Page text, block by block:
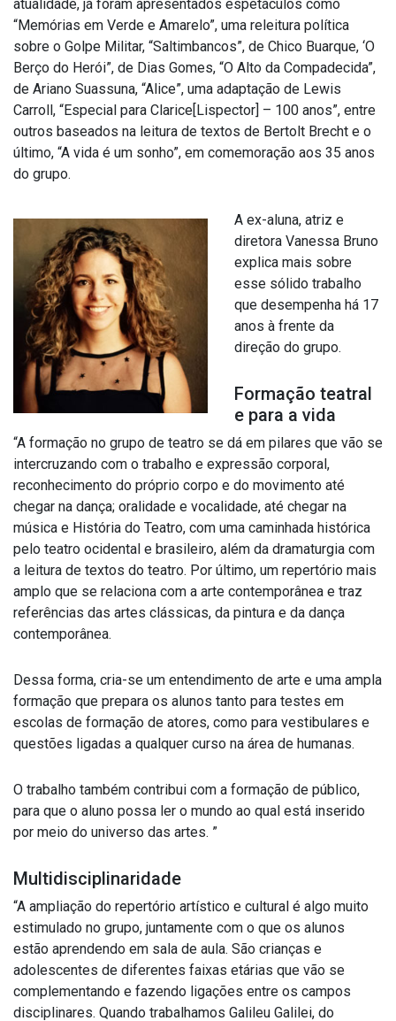
atualidade, já foram apresentados espetáculos como
“Memórias em Verde e Amarelo”, uma releitura política
sobre o Golpe Militar, “Saltimbancos”, de Chico Buarque, ‘O
Berço do Herói”, de Dias Gomes, “O Alto da Compadecida”,
de Ariano Suassuna, “Alice”, uma adaptação de Lewis
Carroll, “Especial para Clarice[Lispector] – 100 anos”, entre
outros baseados na leitura de textos de Bertolt Brecht e o
último, “A vida é um sonho”, em comemoração aos 35 anos
do grupo.
A ex-aluna, atriz e
diretora Vanessa Bruno
explica mais sobre
esse sólido trabalho
que desempenha há 17
anos à frente da
direção do grupo.
Formação teatral
e para a vida
“A formação no grupo de teatro se dá em pilares que vão se
intercruzando com o trabalho e expressão corporal,
reconhecimento do próprio corpo e do movimento até
chegar na dança; oralidade e vocalidade, até chegar na
música e História do Teatro, com uma caminhada histórica
pelo teatro ocidental e brasileiro, além da dramaturgia com
a leitura de textos do teatro. Por último, um repertório mais
amplo que se relaciona com a arte contemporânea e traz
referências das artes clássicas, da pintura e da dança
contemporânea.
Dessa forma, cria-se um entendimento de arte e uma ampla
formação que prepara os alunos tanto para testes em
escolas de formação de atores, como para vestibulares e
questões ligadas a qualquer curso na área de humanas.
O trabalho também contribui com a formação de público,
para que o aluno possa ler o mundo ao qual está inserido
por meio do universo das artes. ”
Multidisciplinaridade
“A ampliação do repertório artístico e cultural é algo muito
estimulado no grupo, juntamente com o que os alunos
estão aprendendo em sala de aula. São crianças e
adolescentes de diferentes faixas etárias que vão se
complementando e fazendo ligações entre os campos
disciplinares. Quando trabalhamos Galileu Galilei, do